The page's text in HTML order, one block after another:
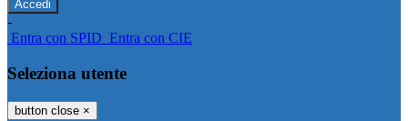
-
Entra con SPID Entra con CIE
Seleziona utente
button close ×